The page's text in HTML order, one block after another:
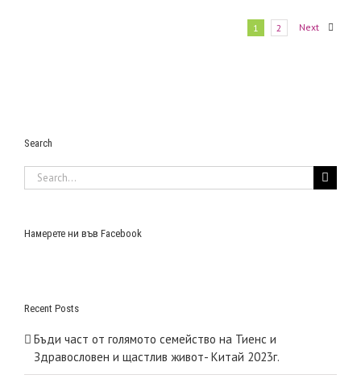
1 2 Next
Search
Search
for:
Намерете ни във Facebook
Recent Posts
Бъди част от голямото семейство на Тиенс и
Здравословен и щастлив живот- Китай 2023г.